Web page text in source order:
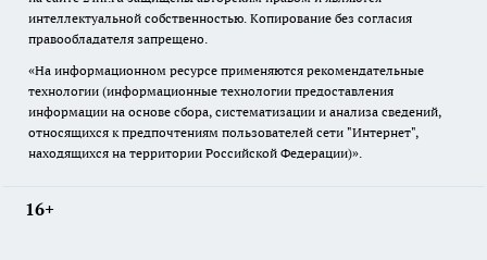
интеллектуальной собственностью. Копирование без согласия
правообладателя запрещено.
«На информационном ресурсе применяются рекомендательные
технологии (информационные технологии предоставления
информации на основе сбора, систематизации и анализа сведений,
относящихся к предпочтениям пользователей сети "Интернет",
находящихся на территории Российской Федерации)».
16+